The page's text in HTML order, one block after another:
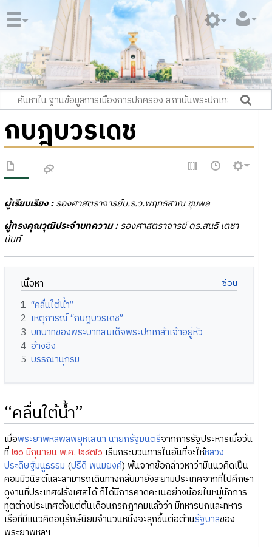
กบฎบวรเดช
ผู้เรียบเรียง :รองศาสตราจารย์ม.ร.ว.พฤทธิสาณ ชุมพล
ผู้ทรงคุณวุฒิประจำบทความ :รองศาสตราจารย์ ดร.สนธิ เตชา
นันท์
เนื้อหา
1 “คลื่นใต้น้ำ”
2 เหตุการณ์ “กบฎบวรเดช”
3 บทบาทของพระบาทสมเด็จพระปกเกล้าเจ้าอยู่หัว
4 อ้างอิง
5 บรรณานุกรม
“คลื่นใต้น้ำ”
เมื่อพระยาพหลพลพยุหเสนา นายกรัฐมนตรีจากการรัฐประหารเมื่อวัน
ที่๒๐ มิถุนายน พ.ศ. ๒๔๗๖ เริ่มกระบวนการในอันที่จะให้หลวง
ประดิษฐ์มนูธรรม (ปรีดี พนมยงค์) พ้นจากข้อกล่าวหาว่ามีแนวคิดเป็น
คอมมิวนิสต์และสามารถเดินทางกลับมายังสยามประเทศจากที่ไปศึกษา
ดูงานที่ประเทศฝรั่งเศสได้ ก็ได้มีการคาดคะเนอย่างน้อยในหมู่นักการ
ทูตต่างประเทศตั้งแต่ต้นเดือนกรกฎาคมแล้วว่า มีทหารบกและทหาร
เรือที่มีแนวคิดอนุรักษ์นิยมจำนวนหนึ่งจะลุกขึ้นต่อต้านรัฐบาลของ
พระยาพหลฯ